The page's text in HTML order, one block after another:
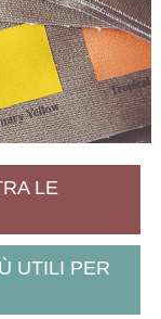
LE
UTILI PER